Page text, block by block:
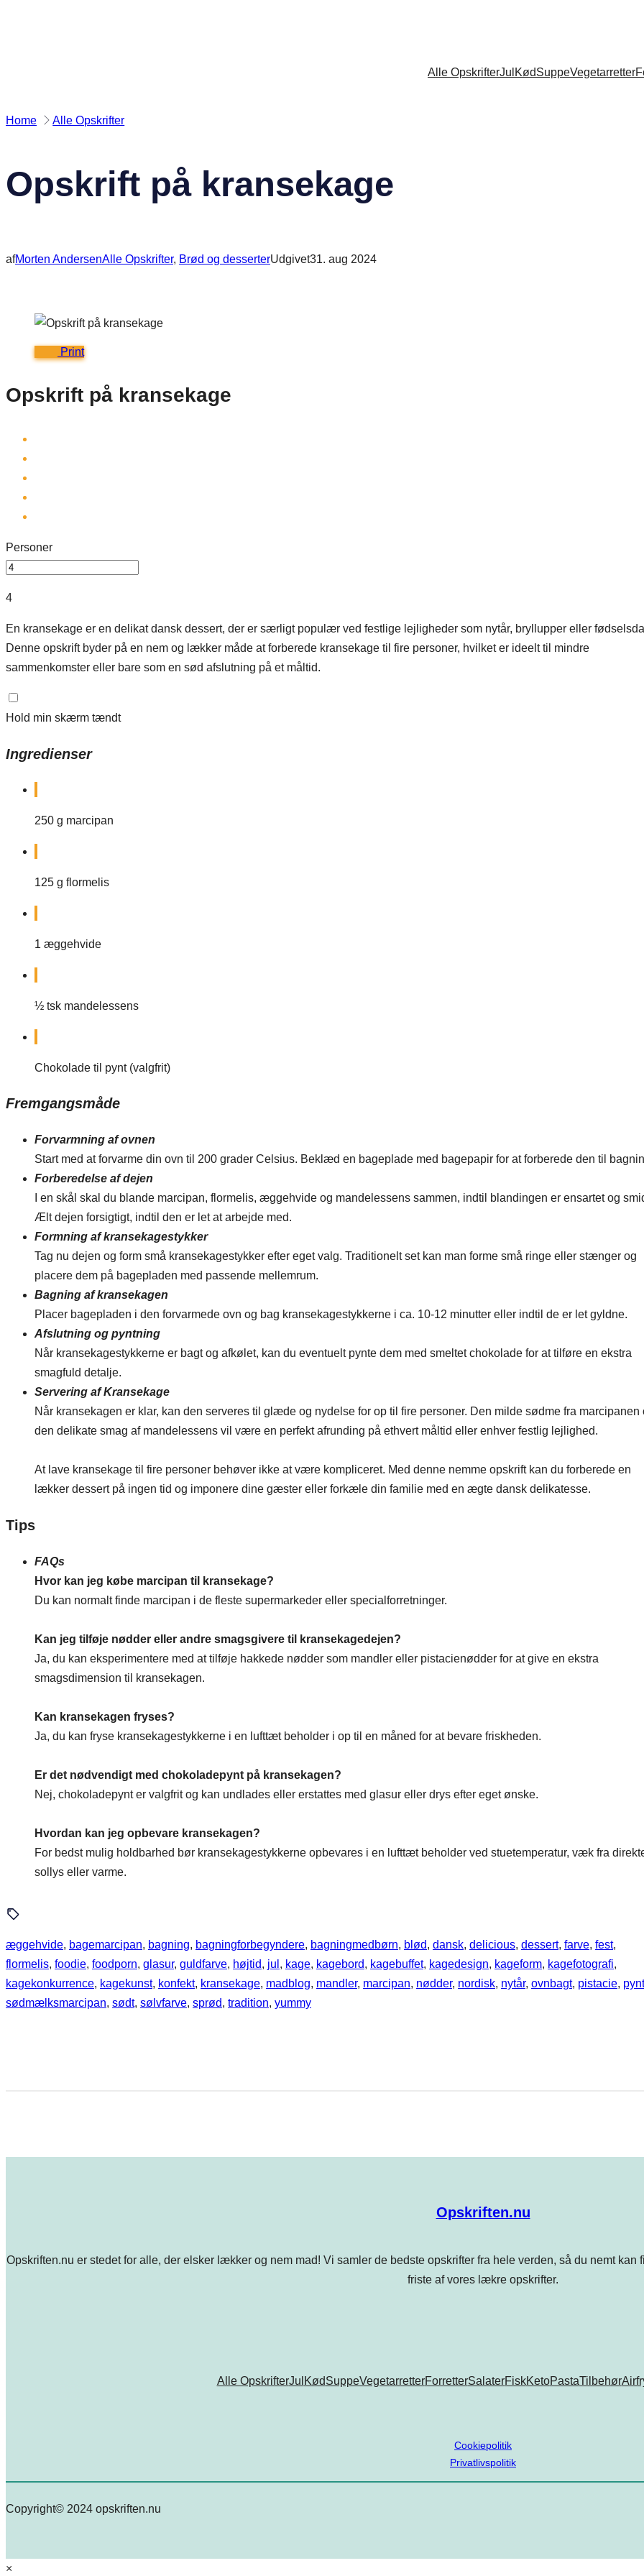
Alle OpskrifterJul KødSuppeVegetarretter
Home Alle Opskrifter
Opskrift på kransekage
afMorten AndersenAlle Opskrifter, Brød og desserterUdgivet31. aug 2024
Print
Opskrift på kransekage
Personer
4
En kransekage er en delikat dansk dessert, der er særligt populær ved festlige lejligheder som nytår, bryllupper eller
Denne opskrift byder på en nem og lækker måde at forberede kransekage til fire personer, hvilket er ideelt til mindre
sammenkomster eller bare som en sød afslutning på et måltid.
Hold min skærm tændt
Ingredienser
250 g marcipan
125 g flormelis
1 æggehvide
½ tsk mandelessens
Chokolade til pynt (valgfrit)
Fremgangsmåde
Forvarmning af ovnen
Start med at forvarme din ovn til 200 grader Celsius. Beklæd en bageplade med bagepapir for at forberede den til
Forberedelse af dejen
I en skål skal du blande marcipan, flormelis, æggehvide og mandelessens sammen, indtil blandingen er ensartet og
Ælt dejen forsigtigt, indtil den er let at arbejde med.
Formning af kransekagestykker
Tag nu dejen og form små kransekagestykker efter eget valg. Traditionelt set kan man forme små ringe eller stænger og
placere dem på bagepladen med passende mellemrum.
Bagning af kransekagen
Placer bagepladen i den forvarmede ovn og bag kransekagestykkerne i ca. 10-12 minutter eller indtil de er let gyldne.
Afslutning og pyntning
Når kransekagestykkerne er bagt og afkølet, kan du eventuelt pynte dem med smeltet chokolade for at tilføre en ekstra
smagfuld detalje.
Servering af Kransekage
Når kransekagen er klar, kan den serveres til glæde og nydelse for op til fire personer. Den milde sødme fra marcipanen
den delikate smag af mandelessens vil være en perfekt afrunding på ethvert måltid eller enhver festlig lejlighed.
At lave kransekage til fire personer behøver ikke at være kompliceret. Med denne nemme opskrift kan du forberede en
lækker dessert på ingen tid og imponere dine gæster eller forkæle din familie med en ægte dansk delikatesse.
Tips
FAQs
Hvor kan jeg købe marcipan til kransekage?
Du kan normalt finde marcipan i de fleste supermarkeder eller specialforretninger.
Kan jeg tilføje nødder eller andre smagsgivere til kransekagedejen?
Ja, du kan eksperimentere med at tilføje hakkede nødder som mandler eller pistacienødder for at give en ekstra
smagsdimension til kransekagen.
Kan kransekagen fryses?
Ja, du kan fryse kransekagestykkerne i en lufttæt beholder i op til en måned for at bevare friskheden.
Er det nødvendigt med chokoladepynt på kransekagen?
Nej, chokoladepynt er valgfrit og kan undlades eller erstattes med glasur eller drys efter eget ønske.
Hvordan kan jeg opbevare kransekagen?
For bedst mulig holdbarhed bør kransekagestykkerne opbevares i en lufttæt beholder ved stuetemperatur, væk fra
sollys eller varme.
æggehvide, bagemarcipan, bagning, bagningforbegyndere, bagningmedbørn, blød, dansk, delicious, dessert, farve, fest
flormelis, foodie, foodporn, glasur, guldfarve, højtid, jul , kage, kagebord, kagebuffet, kagedesign, kageform, kagefotografi
kagekonkurrence, kagekunst, konfekt, kransekage, madblog, mandler, marcipan, nødder, nordisk, nytår, ovnbagt, pistacie, pynt
sødmælksmarcipan, sødt, sølvfarve, sprød, tradition, yummy
Opskriften.nu
Opskriften.nu er stedet for alle, der elsker lækker og nem mad! Vi samler de bedste opskrifter fra hele verden, så du nemt
friste af vores lækre opskrifter.
Alle OpskrifterJul KødSuppeVegetarretterForretterSalaterFiskKetoPastaTilbehør
Cookiepolitik
Privatlivspolitik
Copyright© 2024 opskriften.nu
×